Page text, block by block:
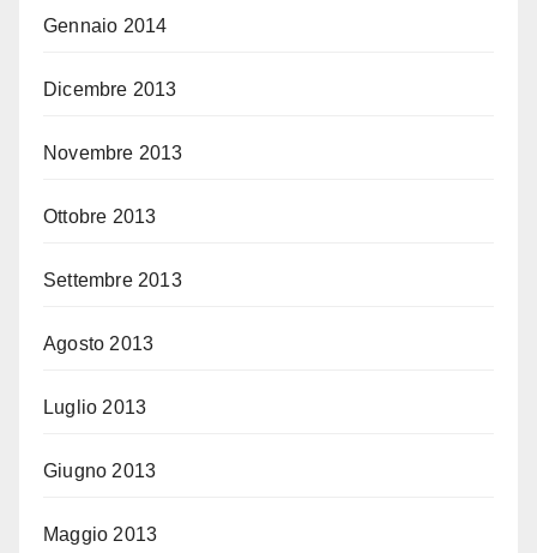
Gennaio 2014
Dicembre 2013
Novembre 2013
Ottobre 2013
Settembre 2013
Agosto 2013
Luglio 2013
Giugno 2013
Maggio 2013